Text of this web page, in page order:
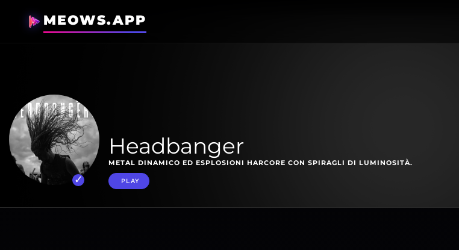
MEOWS.APP
Headbanger
METAL DINAMICO ED ESPLOSIONI HARCORE CON SPIRAGLI DI LUMINOSITÀ.
PLAY